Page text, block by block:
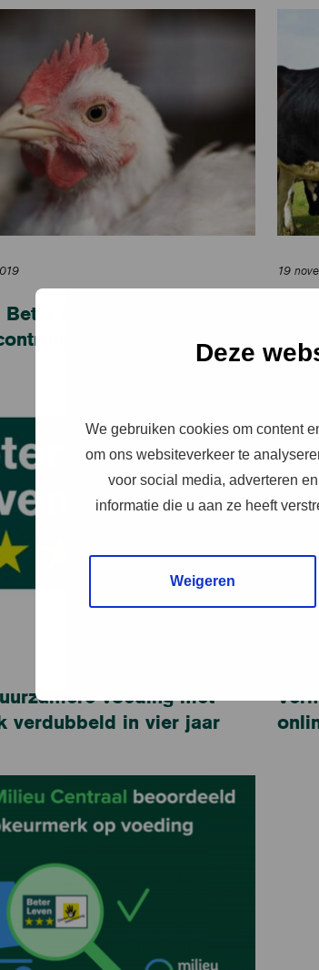
Deze
We gebruiken cookies om content
om ons websiteverkeer te
voor social media, adverteren
informatie die u aan ze heeft
Weigeren
Leven keurmerk
op reistijden aan
19
die
voeding met
verdubbeld in vier jaar